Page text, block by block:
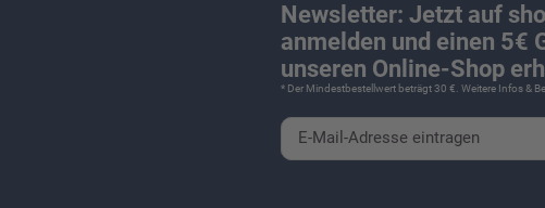
Newsletter: Jetzt auf
anmelden und einen 5€
unseren Online-Shop
* Der Mindestbestellwert beträgt 30 €. Weitere Infos &